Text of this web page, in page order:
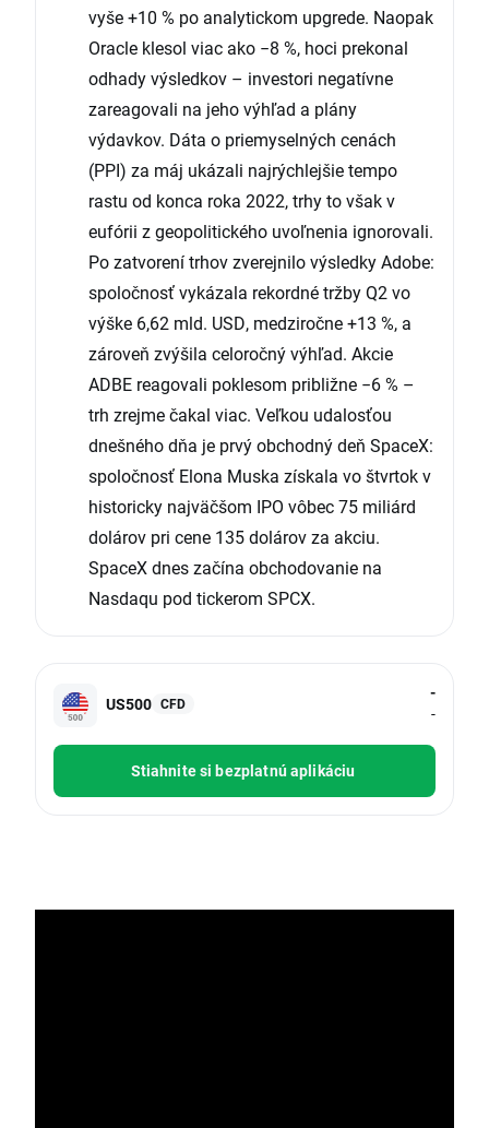
vyše +10 % po analytickom upgrede. Naopak
Oracle klesol viac ako −8 %, hoci prekonal
odhady výsledkov – investori negatívne
zareagovali na jeho výhľad a plány
výdavkov. Dáta o priemyselných cenách
(PPI) za máj ukázali najrýchlejšie tempo
rastu od konca roka 2022, trhy to však v
eufórii z geopolitického uvoľnenia ignorovali.
Po zatvorení trhov zverejnilo výsledky Adobe:
spoločnosť vykázala rekordné tržby Q2 vo
výške 6,62 mld. USD, medziročne +13 %, a
zároveň zvýšila celoročný výhľad. Akcie
ADBE reagovali poklesom približne −6 % –
trh zrejme čakal viac. Veľkou udalosťou
dnešného dňa je prvý obchodný deň SpaceX:
spoločnosť Elona Muska získala vo štvrtok v
historicky najväčšom IPO vôbec 75 miliárd
dolárov pri cene 135 dolárov za akciu.
SpaceX dnes začína obchodovanie na
Nasdaqu pod tickerom SPCX.
US500 CFD
-
-
Stiahnite si bezplatnú aplikáciu